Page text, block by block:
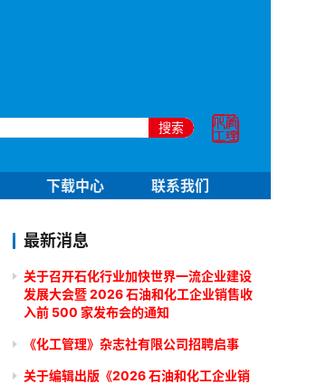
搜索
下载中心 联系我们
最新消息
关于召开石化行业加快世界一流企业建设
发展大会暨 2026 石油和化工企业销售收
入前 500 家发布会的通知
《化工管理》杂志社有限公司招聘启事
关于编辑出版《2026 石油和化工企业销